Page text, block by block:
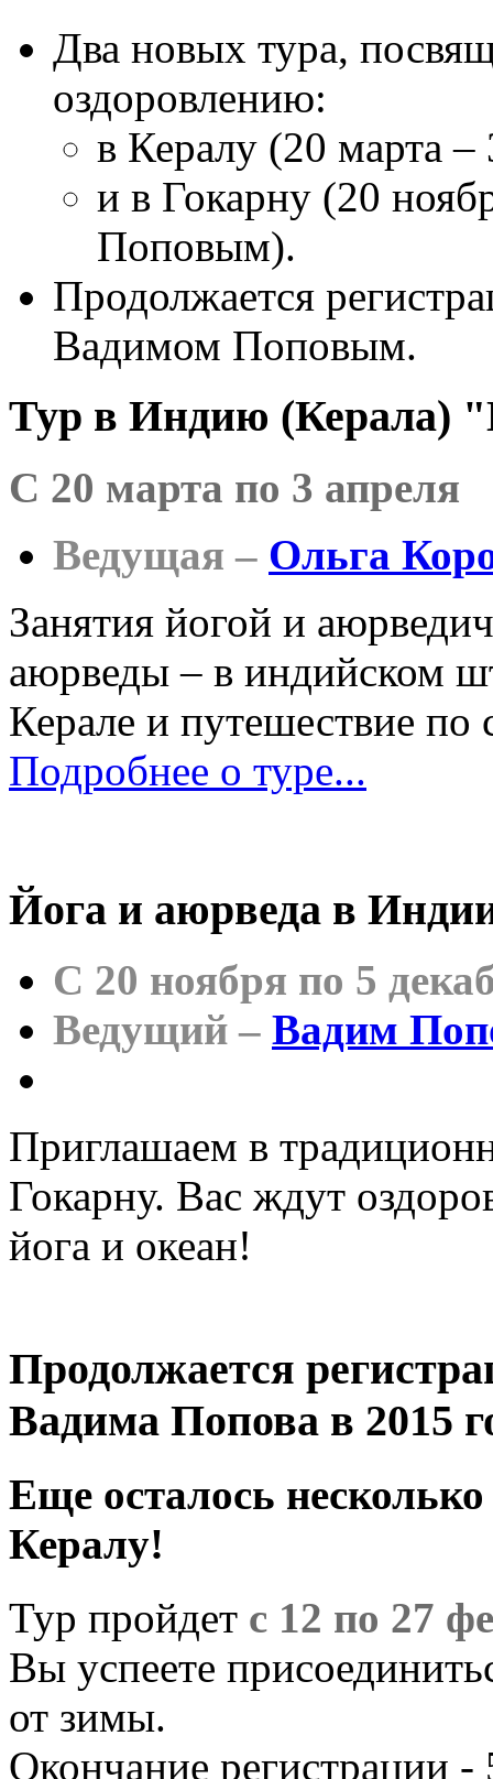
Два новых тура,
оздоровлению:
в Кералу (20 марта
и в Гокарну (20
Поповым).
Продолжается
Вадимом Поповым.
Тур в Индию (Керала)
C 20 марта по 3 апреля
Ведущая – Ольга
Занятия йогой и
аюрведы – в индийском
Керале и путешествие
Подробнее о туре...
Йога и аюрведа в
C 20 ноября по 5
Ведущий – Вадим
Приглашаем в
Гокарну. Вас ждут
йога и океан!
Продолжается
Вадима Попова в 2015
Еще осталось
Кералу!
Тур пройдет с 12 по 27
Вы успеете
от зимы.
Окончание регистрации -